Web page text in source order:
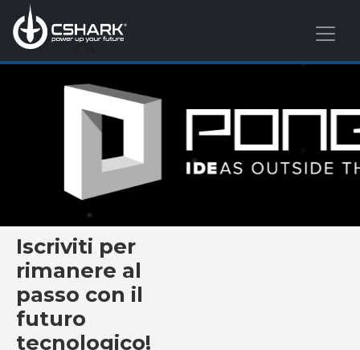
Iscriviti per
rimanere al
passo con il
futuro
tecnologico!